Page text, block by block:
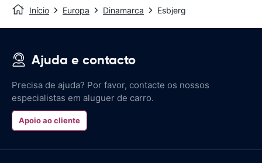
Início Europa Dinamarca Esbjerg
Ajuda e contacto
Precisa de ajuda? Por favor, contacte os nossos
especialistas em aluguer de carro.
Apoio ao cliente